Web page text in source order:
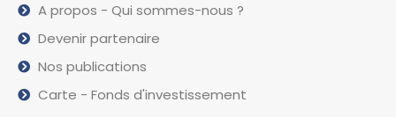
A propos - Qui sommes-nous ?
Devenir partenaire
Nos publications
Carte - Fonds d'investissement